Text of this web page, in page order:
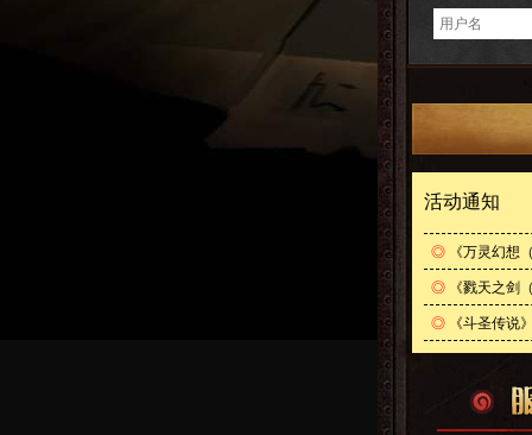
活动通知
◎ 《万灵幻想
◎ 《戮天之剑
◎ 《斗圣传说